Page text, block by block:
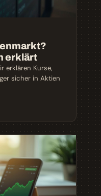
erklärt
erklären Kurse,
sicher in Aktien